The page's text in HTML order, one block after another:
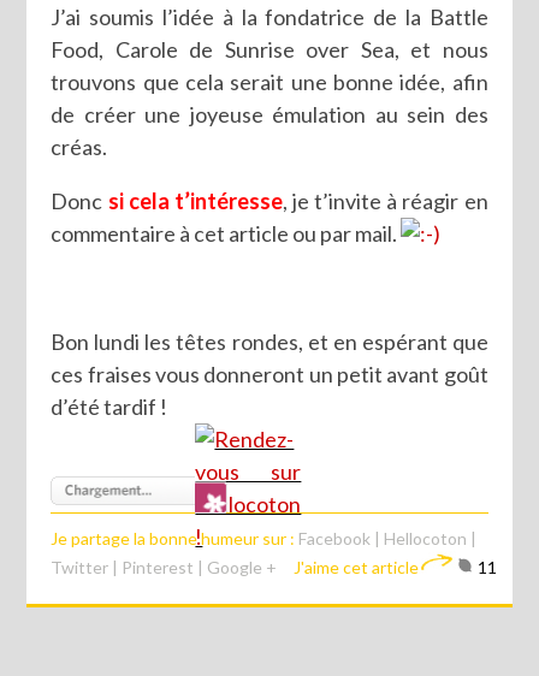
J’ai soumis l’idée à la fondatrice de la Battle
Food, Carole de Sunrise over Sea, et nous
trouvons que cela serait une bonne idée, afin
de créer une joyeuse émulation au sein des
créas.
Donc si cela t’intéresse, je t’invite à réagir en
commentaire à cet article ou par mail.
Bon lundi les têtes rondes, et en espérant que
ces fraises vous donneront un petit avant goût
d’été tardif !
Je partage la bonne humeur sur : Facebook | Hellocoton |
Twitter | Pinterest | Google + J'aime cet article 11